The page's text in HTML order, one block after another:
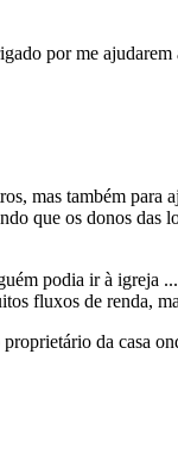
por me ajudarem
mas também para
que os donos das
podia ir à igreja
fluxos de renda,
da casa